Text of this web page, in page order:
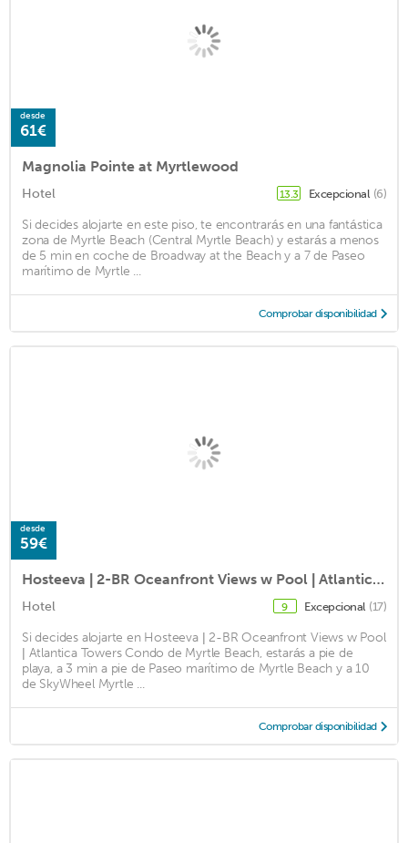
desde
61€
Magnolia Pointe at Myrtlewood
Hotel 13.3 Excepcional (6)
Si decides alojarte en este piso, te encontrarás en una fantástica
zona de Myrtle Beach (Central Myrtle Beach) y estarás a menos
de 5 min en coche de Broadway at the Beach y a 7 de Paseo
marítimo de Myrtle ...
Comprobar disponibilidad
desde
59€
Hosteeva | 2-BR Oceanfront Views w Pool | Atlantica Towers Condo
Hotel 9 Excepcional (17)
Si decides alojarte en Hosteeva | 2-BR Oceanfront Views w Pool
| Atlantica Towers Condo de Myrtle Beach, estarás a pie de
playa, a 3 min a pie de Paseo marítimo de Myrtle Beach y a 10
de SkyWheel Myrtle ...
Comprobar disponibilidad